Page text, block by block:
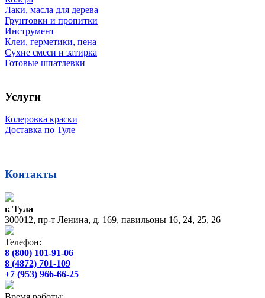
Лаки, масла для дерева
Грунтовки и пропитки
Инструмент
Клеи, герметики, пена
Сухие смеси и затирка
Готовые шпатлевки
Услуги
Колеровка краски
Доставка по Туле
Контакты
г. Тула
300012, пр-т Ленина, д. 169, павильоны 16, 24, 25, 26
Телефон:
8 (800) 101-91-06
8 (4872) 701-109
+7 (953) 966-66-25